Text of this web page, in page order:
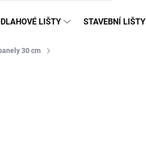
LIŠTY STAVEBNÍ LIŠTY
30 cm